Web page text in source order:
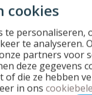
cookies
te personaliseren,
te analyseren.
partners voor
deze gegevens
die ze hebben
in ons